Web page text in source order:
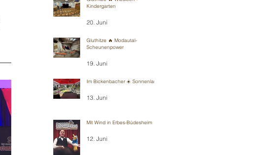
Kindergarten
20. Juni
Gluthitze 🔥 Modautal-
Scheunenpower
19. Juni
Im Bickenbacher ☀️ Sonnenland
13. Juni
Mit Wind in Erbes-Büdesheim
12. Juni